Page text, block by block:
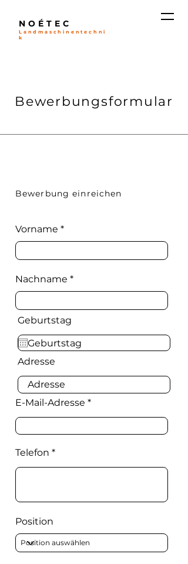
NOÉTEC
Landmaschinentechni
k
Bewerbungsformular
Bewerbung einreichen
Vorname
Nachname
Geburtstag
Adresse
E-Mail-Adresse
Telefon
Position